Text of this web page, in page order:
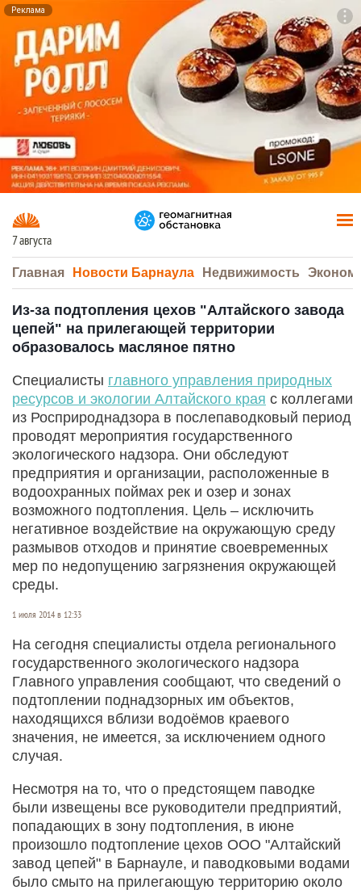
Реклама
7 августа
Главная Новости Барнаула Недвижимость
Из-за подтопления цехов "Алтайского завода
цепей" на прилегающей территории
образовалось масляное пятно
Специалисты главного управления природных
ресурсов и экологии Алтайского края с коллегами
из Росприроднадзора в послепаводковый период
проводят мероприятия государственного
экологического надзора. Они обследуют
предприятия и организации, расположенные в
водоохранных поймах рек и озер и зонах
возможного подтопления. Цель – исключить
негативное воздействие на окружающую среду
размывов отходов и принятие своевременных
мер по недопущению загрязнения окружающей
среды.
1 июля 2014 в 12:33
На сегодня специалисты отдела регионального
государственного экологического надзора
Главного управления сообщают, что сведений о
подтоплении поднадзорных им объектов,
находящихся вблизи водоёмов краевого
значения, не имеется, за исключением одного
случая.
Несмотря на то, что о предстоящем паводке
были извещены все руководители предприятий,
попадающих в зону подтопления, в июне
произошло подтопление цехов ООО "Алтайский
завод цепей" в Барнауле, и паводковыми водами
было смыто на прилегающую территорию около